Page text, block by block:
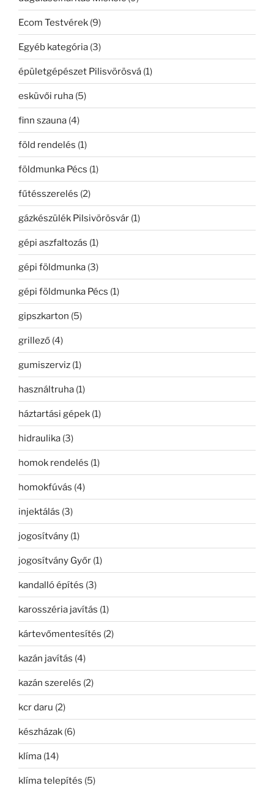
Ecom Testvérek (9)
Egyéb kategória (3)
épületgépészet Pilisvörösvá (1)
esküvői ruha (5)
finn szauna (4)
föld rendelés (1)
földmunka Pécs (1)
fűtésszerelés (2)
gázkészülék Pilsivörösvár (1)
gépi aszfaltozás (1)
gépi földmunka (3)
gépi földmunka Pécs (1)
gipszkarton (5)
grillező (4)
gumiszerviz (1)
használtruha (1)
háztartási gépek (1)
hidraulika (3)
homok rendelés (1)
homokfúvás (4)
injektálás (3)
jogosítvány (1)
jogosítvány Győr (1)
kandalló építés (3)
karosszéria javítás (1)
kártevőmentesítés (2)
kazán javítás (4)
kazán szerelés (2)
kcr daru (2)
készházak (6)
klíma (14)
klíma telepítés (5)